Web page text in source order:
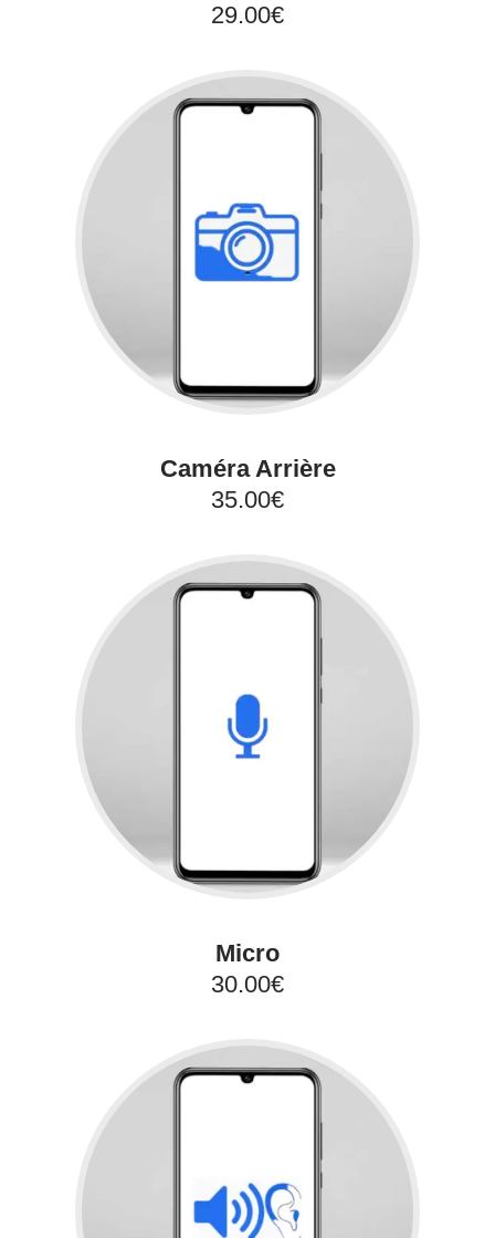
29.00€
Caméra Arrière
35.00€
Micro
30.00€